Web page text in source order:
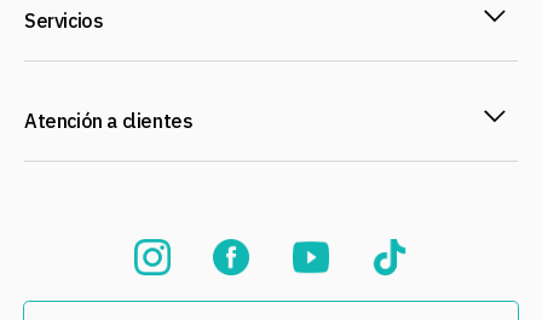
Servicios
Atención a clientes